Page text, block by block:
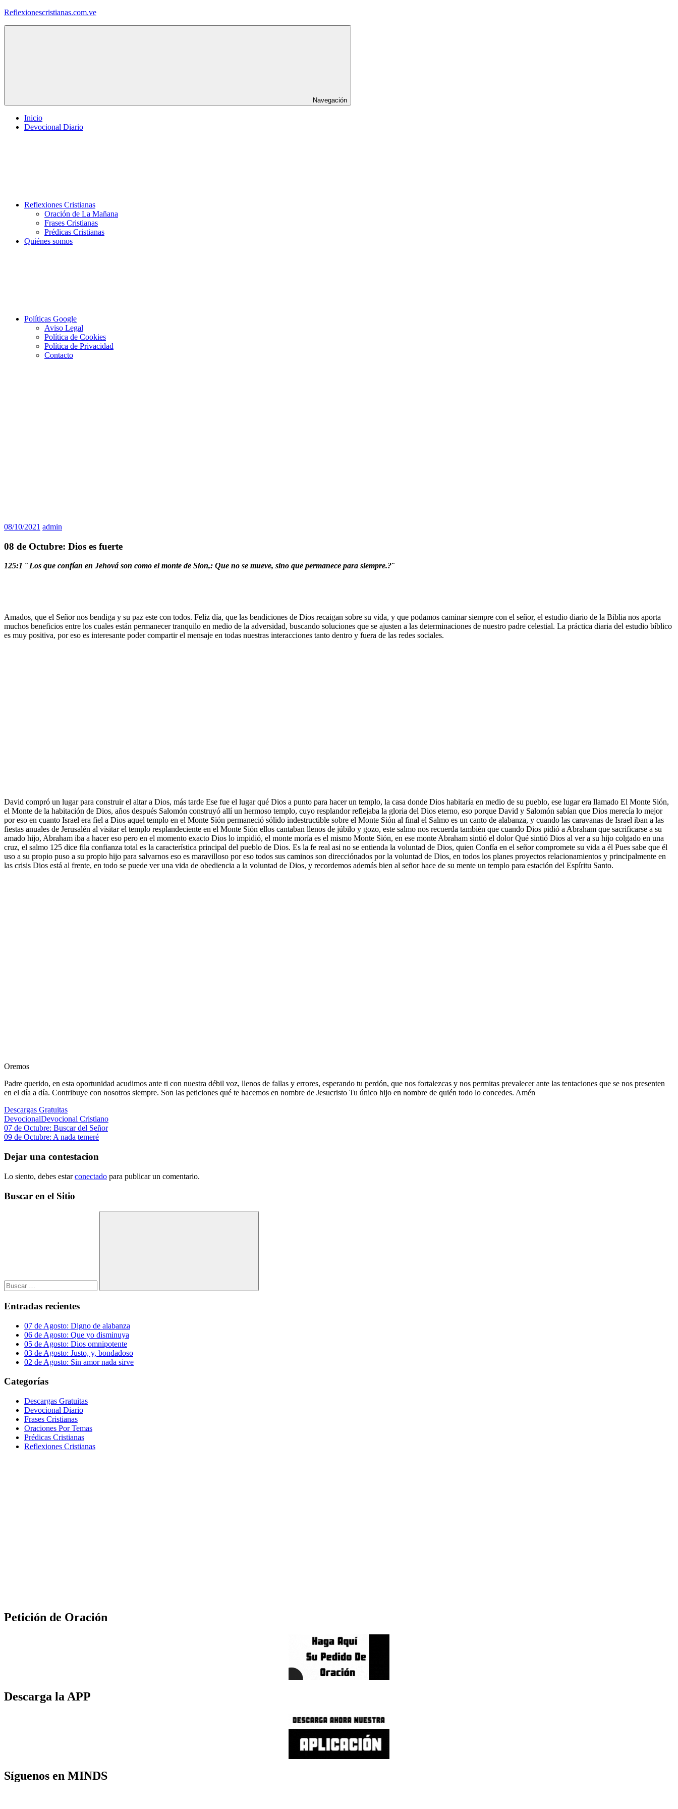
Saltar
Reflexionescristianas.com.ve
Navegación
Inicio
Devocional Diario
Reflexiones Cristianas
Oración de La Mañana
Frases Cristianas
Prédicas Cristianas
Quiénes somos
Políticas Google
Aviso Legal
Política de Cookies
Política de Privacidad
Contacto
08/10/2021 admin
08 de Octubre: Dios es fuerte
125:1 ¨ Los que confían en Jehová son como el monte de Sion,: Que no se mueve, sino que permanece para siempre.?¨
Amados, que el Señor nos bendiga y su paz este con todos. Feliz día, que las bendiciones de Dios recaigan sobre su vida, y que podamos caminar siempre con el señor, el estudio diario de la Biblia nos aporta
muchos beneficios entre los cuales están permanecer tranquilo en medio de la adversidad, buscando soluciones que se ajusten a las determinaciones de nuestro padre celestial. La práctica diaria del estudio bíblico
es muy positiva, por eso es interesante poder compartir el mensaje en todas nuestras interacciones tanto dentro y fuera de las redes sociales.
David compró un lugar para construir el altar a Dios, más tarde Ese fue el lugar qué Dios a punto para hacer un templo, la casa donde Dios habitaría en medio de su pueblo, ese lugar era llamado El Monte Sión,
el Monte de la habitación de Dios, años después Salomón construyó allí un hermoso templo, cuyo resplandor reflejaba la gloria del Dios eterno, eso porque David y Salomón sabían que Dios merecía lo mejor
por eso en cuanto Israel era fiel a Dios aquel templo en el Monte Sión permaneció sólido indestructible sobre el Monte Sión al final el Salmo es un canto de alabanza, y cuando las caravanas de Israel iban a las
fiestas anuales de Jerusalén al visitar el templo resplandeciente en el Monte Sión ellos cantaban llenos de júbilo y gozo, este salmo nos recuerda también que cuando Dios pidió a Abraham que sacrificarse a su
amado hijo, Abraham iba a hacer eso pero en el momento exacto Dios lo impidió, el monte moría es el mismo Monte Sión, en ese monte Abraham sintió el dolor Qué sintió Dios al ver a su hijo colgado en una
cruz, el salmo 125 dice fila confianza total es la característica principal del pueblo de Dios. Es la fe real asi no se entienda la voluntad de Dios, quien Confía en el señor compromete su vida a él Pues sabe que él
uso a su propio puso a su propio hijo para salvarnos eso es maravilloso por eso todos sus caminos son direcciónados por la voluntad de Dios, en todos los planes proyectos relacionamientos y principalmente en
las crisis Dios está al frente, en todo se puede ver una vida de obediencia a la voluntad de Dios, y recordemos además bien al señor hace de su mente un templo para estación del Espíritu Santo.
Oremos
Padre querido, en esta oportunidad acudimos ante ti con nuestra débil voz, llenos de fallas y errores, esperando tu perdón, que nos fortalezcas y nos permitas prevalecer ante las tentaciones que se nos presenten
en el día a día. Contribuye con nosotros siempre. Son las peticiones qué te hacemos en nombre de Jesucristo Tu único hijo en nombre de quién todo lo concedes. Amén
Descargas Gratuitas
DevocionalDevocional Cristiano
Navegación
de
entradas
Entrada
anterior:
07 de Octubre: Buscar del Señor
Siguiente
09 de Octubre: A nada temeré
Dejar una contestacion
Lo siento, debes estarconectado para publicar un comentario.
Buscar en el Sitio
Buscar
Entradas recientes
07 de Agosto: Digno de alabanza
06 de Agosto: Que yo disminuya
05 de Agosto: Dios omnipotente
03 de Agosto: Justo, y, bondadoso
02 de Agosto: Sin amor nada sirve
Categorías
Descargas Gratuitas
Devocional Diario
Frases Cristianas
Oraciones Por Temas
Prédicas Cristianas
Reflexiones Cristianas
Petición de Oración
Descarga la APP
Síguenos en MINDS